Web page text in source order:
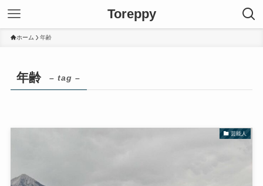
Toreppy
ホーム 年齢
年齢 – tag –
芸能人